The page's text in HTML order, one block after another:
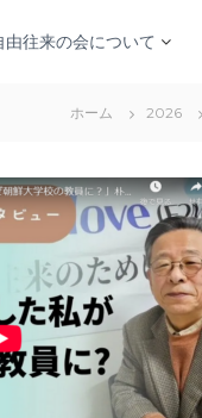
由往来の会について
ホーム 2026